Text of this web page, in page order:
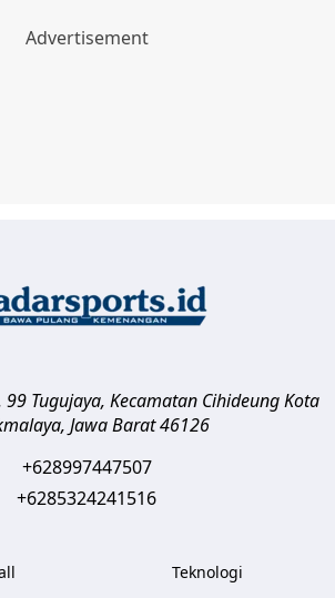
99 Tugujaya, Kecamatan CihideungKota
, Jawa Barat 46126
+628997447507
+6285324241516
Teknologi